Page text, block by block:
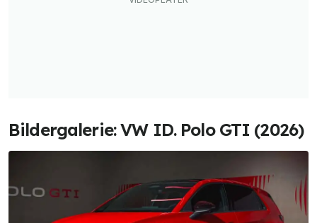
Bildergalerie: VW ID. Polo GTI (2026)